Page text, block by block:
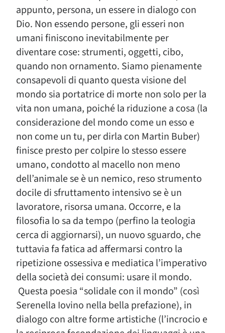
appunto, persona, un essere in dialogo con
Dio. Non essendo persone, gli esseri non
umani finiscono inevitabilmente per
diventare cose: strumenti, oggetti, cibo,
quando non ornamento. Siamo pienamente
consapevoli di quanto questa visione del
mondo sia portatrice di morte non solo per la
vita non umana, poiché la riduzione a cosa (la
considerazione del mondo come un esso e
non come un tu, per dirla con Martin Buber)
finisce presto per colpire lo stesso essere
umano, condotto al macello non meno
dell’animale se è un nemico, reso strumento
docile di sfruttamento intensivo se è un
lavoratore, risorsa umana. Occorre, e la
filosofia lo sa da tempo (perfino la teologia
cerca di aggiornarsi), un nuovo sguardo, che
tuttavia fa fatica ad affermarsi contro la
ripetizione ossessiva e mediatica l’imperativo
della società dei consumi: usare il mondo.
Questa poesia “solidale con il mondo” (così
Serenella Iovino nella bella prefazione), in
dialogo con altre forme artistiche (l’incrocio e